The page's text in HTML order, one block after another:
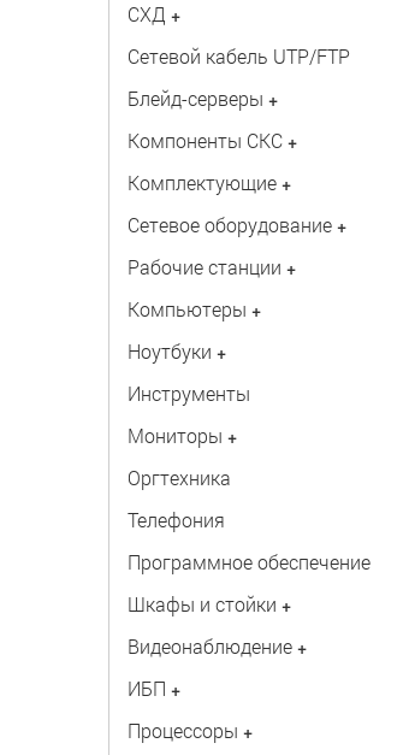
СХД +
Сетевой кабель UTP/FTP
Блейд-серверы +
Компоненты СКС +
Комплектующие +
Сетевое оборудование +
Рабочие станции +
Компьютеры +
Ноутбуки +
Инструменты
Мониторы +
Оргтехника
Телефония
Программное обеспечение
Шкафы и стойки +
Видеонаблюдение +
ИБП +
Процессоры +